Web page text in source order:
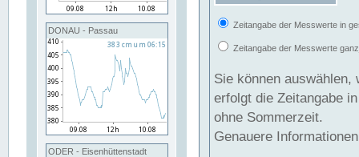
DONAU - Passau
ODER - Eisenhüttenstadt
Zeitangabe der Messwerte in
Zeitangabe der Messwerte
Sie können auswählen,
erfolgt die Zeitangabe
ohne Sommerzeit.
Genauere